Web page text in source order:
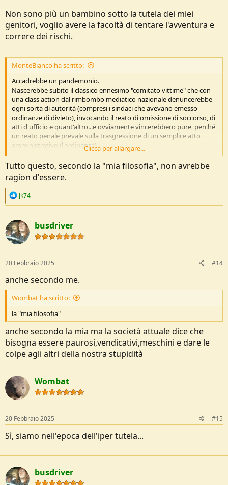
Non sono più un bambino sotto la tutela dei miei
genitori, voglio avere la facoltà di tentare l'avventura e
correre dei rischi.
MonteBianco ha scritto:
Accadrebbe un pandemonio.
Nascerebbe subito il classico ennesimo "comitato vittime" che con
una class action dal rimbombo mediatico nazionale denuncerebbe
ogni sorta di autorità (compresi i sindaci che avevano emesso
ordinanze di divieto), invocando il reato di omissione di soccorso, di
atti d'ufficio e quant'altro...e ovviamente vincerebbero pure, perché
un reato penale prevale sulla trasgressione di un semplice atto
amministrativo (l'ordinanza).
Quindi di che parliamo ?
Clicca per allargare...
Tutto questo, secondo la "mia filosofia", non avrebbe
ragion d'essere.
R
c
t
i
o
s
:
Jk74
busdriver
20 Febbraio 2025 #14
anche secondo me.
Wombat ha scritto:
la "mia filosofia"
anche secondo la mia ma la società attuale dice che
bisogna essere paurosi,vendicativi,meschini e dare le
colpe agli altri della nostra stupidità
Wombat
20 Febbraio 2025 #15
Sì, siamo nell'epoca dell'iper tutela...
busdriver